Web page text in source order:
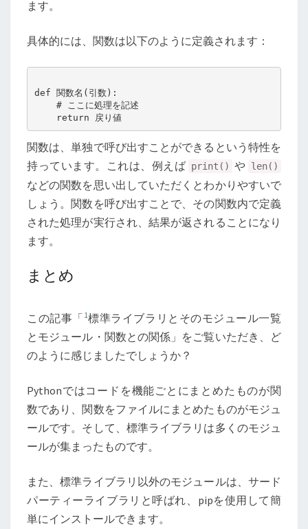
ます。
具体的には、関数は以下のように定義されます：
def 関数名(引数):
    return 戻り値
関数は、単独で呼び出すことができるという特性を
持っています。これは、例えば print() や len()
などの関数を思い出していただくとわかりやすいで
しょう。関数を呼び出すことで、その関数内で定義
された処理が実行され、結果が返されることになり
ます。
まとめ
この記事「​ 1​標準ライブラリとそのモジュール一覧
とモジュール・関数との関係」をご覧いただき、ど
のように感じましたでしょうか？
Pythonではコードを機能ごとにまとめたものが関
数であり、関数をファイルにまとめたものがモジュ
ールです。そして、標準ライブラリは多くのモジュ
ールが集まったものです。
また、標準ライブラリ以外のモジュールは、サード
パーティーライブラリと呼ばれ、pipを使用して簡
単にインストールできます。